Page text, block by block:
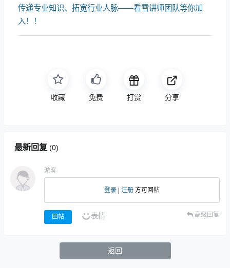
传递专业知识、拓宽行业人脉——看雪讲师团队等你加
入！！
收藏 点赞 打赏 分享
最新回复 (0)
游客
登录 | 注册 方可回帖
回帖 表情 高级回复
返回